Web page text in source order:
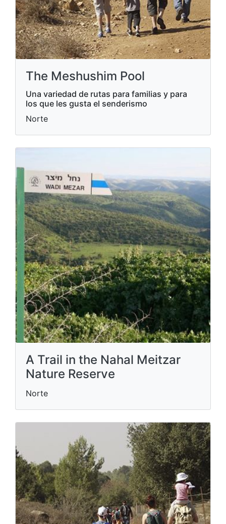
The Meshushim Pool
Una variedad de rutas para familias y para
los que les gusta el senderismo
Norte
A Trail in the Nahal Meitzar
Nature Reserve
Norte